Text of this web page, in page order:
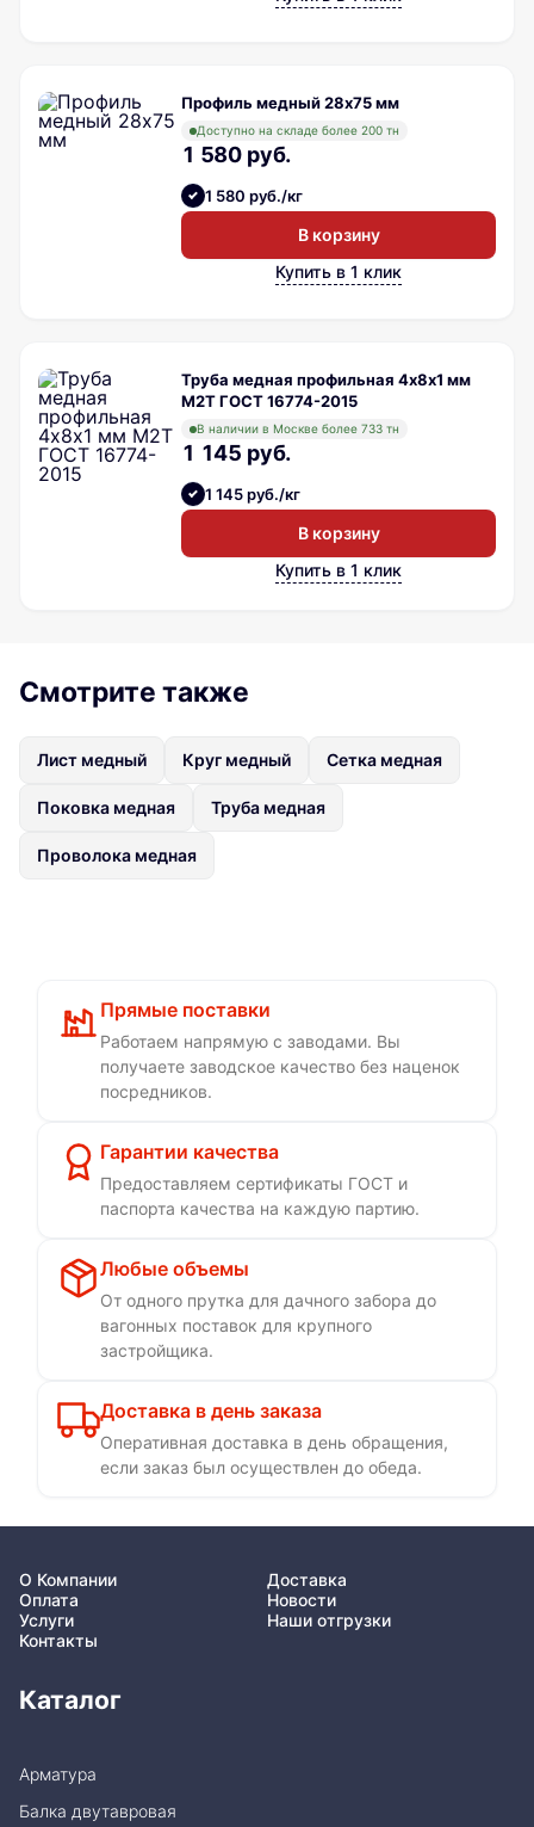
Профиль медный 28х75 мм
Доступно на складе более 200 тн
1 580 руб.
1 580 руб./кг
В корзину
Купить в 1 клик
Труба медная профильная 4х8х1 мм
М2Т ГОСТ 16774-2015
В наличии в Москве более 733 тн
1 145 руб.
1 145 руб./кг
В корзину
Купить в 1 клик
Смотрите также
Лист медный Круг медный Сетка медная
Поковка медная Труба медная
Проволока медная
Прямые поставки
Работаем напрямую с заводами. Вы
получаете заводское качество без наценок
посредников.
Гарантии качества
Предоставляем сертификаты ГОСТ и
паспорта качества на каждую партию.
Любые объемы
От одного прутка для дачного забора до
вагонных поставок для крупного
застройщика.
Доставка в день заказа
Оперативная доставка в день обращения,
если заказ был осуществлен до обеда.
О Компании
Доставка
Оплата
Новости
Услуги
Наши отгрузки
Контакты
Каталог
Арматура
Балка двутавровая